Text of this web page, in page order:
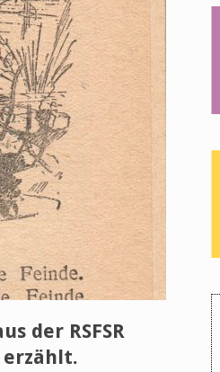
der RSFSR
erzählt.